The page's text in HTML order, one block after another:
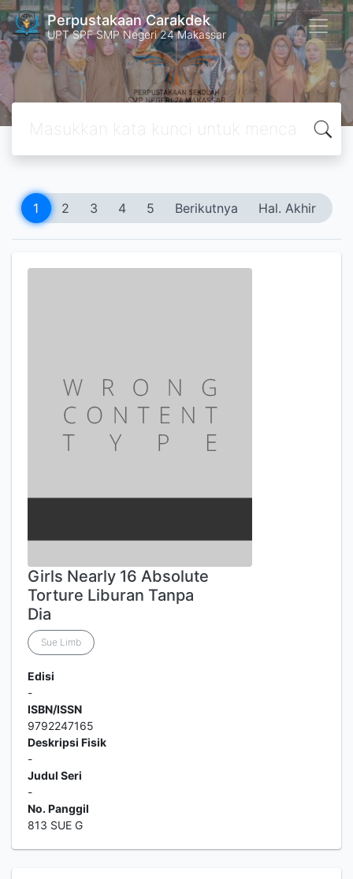
Perpustakaan Carakdek
UPT SPF SMP Negeri 24 Makassar
1 2 3 4 5 Berikutnya Hal. Akhir
Girls Nearly 16 Absolute
Torture Liburan Tanpa
Dia
Sue Limb
Edisi
-
ISBN/ISSN
9792247165
Deskripsi Fisik
-
Judul Seri
-
No. Panggil
813 SUE G